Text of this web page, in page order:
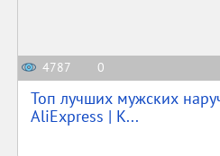
4787 0
Топ лучших мужских
AliExpress | К...